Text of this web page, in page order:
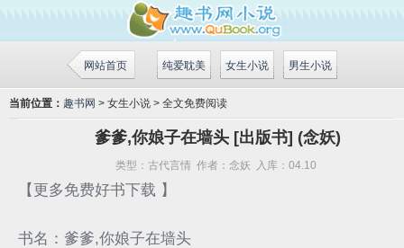
网站首页 男生小说
女生小说
纯爱耽美
当前位置： 趣书网 > 女生小说 > 全文免费阅读
爹爹,你娘子在墙头 [出版书] (念妖)
类型：古代言情 作者：念妖 入库：04.10
【更多免费好书下载 】
书名：爹爹,你娘子在墙头